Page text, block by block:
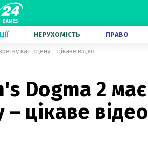
НЕРУХОМІСТЬ ПРАВО
кат-сцену – цікаве відео
Dogma 2 має
цікаве відео